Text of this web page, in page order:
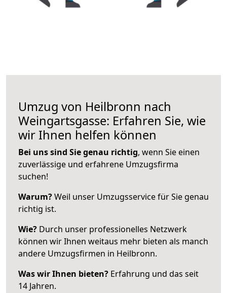
Umzug von Heilbronn nach
Weingartsgasse: Erfahren Sie, wie
wir Ihnen helfen können
Bei uns sind Sie genau richtig, wenn Sie einen
zuverlässige und erfahrene Umzugsfirma
suchen!
Warum?Weil unser Umzugsservice für Sie genau
richtig ist.
Wie? Durch unser professionelles Netzwerk
können wir Ihnen weitaus mehr bieten als manch
andere Umzugsfirmen in Heilbronn.
Was wir Ihnen bieten? Erfahrung und das seit
14 Jahren.